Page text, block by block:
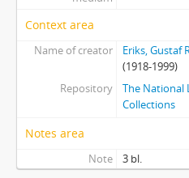
Context area
Name of creator
Eriks, Gustaf
(1918-1999)
Repository
The National
Collections
Notes area
Note 3 bl.